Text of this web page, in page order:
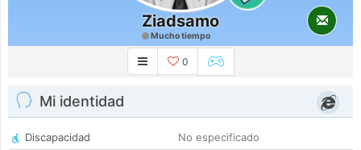
Ziadsamo
Mucho tiempo
0
Mi identidad
Discapacidad
No especificado